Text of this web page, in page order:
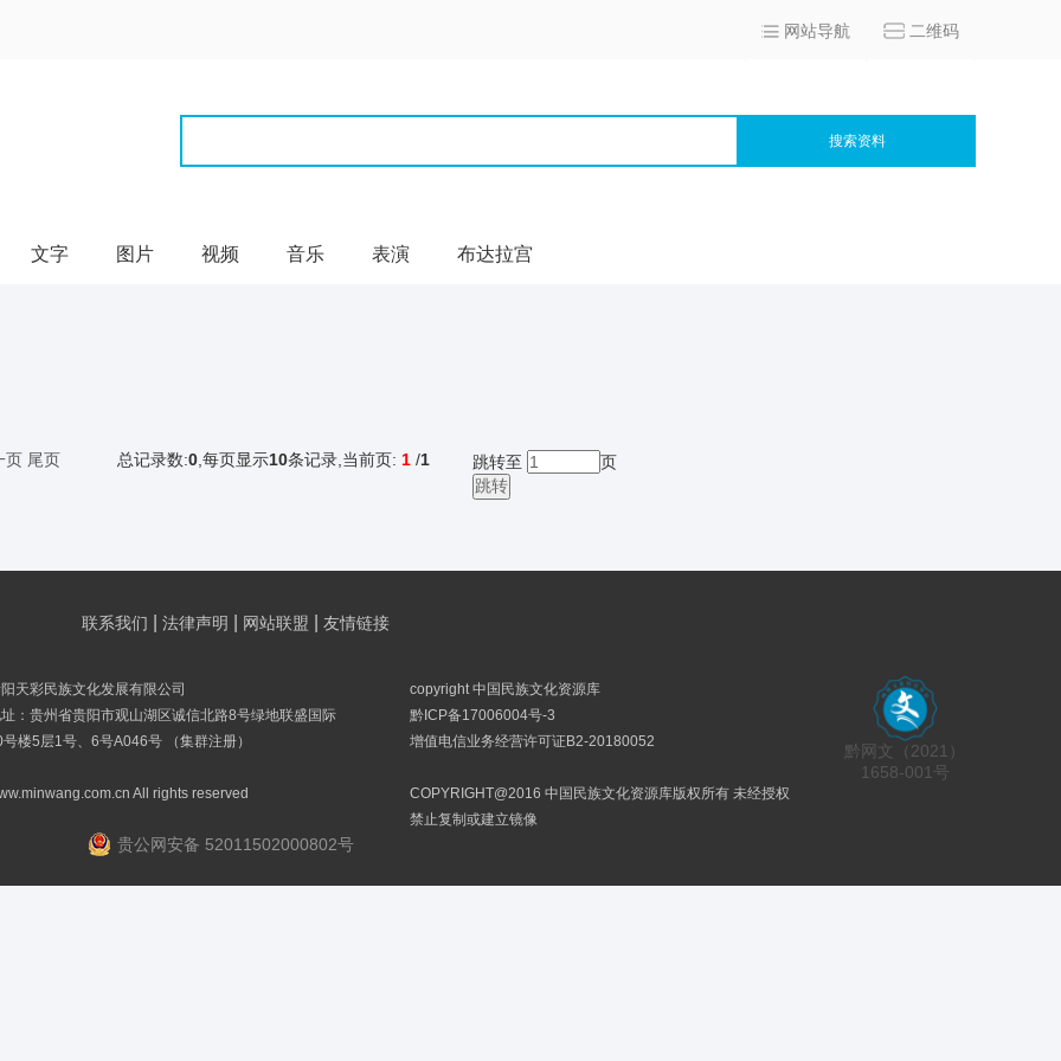
网站导航 二维码
搜索资料
文字 图片 视频 音乐 表演 布达拉宫
页 尾页 总记录数:0 ,每页显示10条记录,当前页: 1 /1 跳转至 页
联系我们 法律声明 网站联盟 友情链接
天彩民族文化发展有限公司
：贵州省贵阳市观山湖区诚信北路8号绿地联盛国际
楼5层1号、6号A046号 （集群注册）
All rights reserved
copyright 中国民族文化资源库
黔ICP备17006004号-3
增值电信业务经营许可证B2-20180052
COPYRIGHT@2016 中国民族文化资源库版权所有 未经授权
禁止复制或建立镜像
黔网文（2021）
1658-001号
贵公网安备 52011502000802号